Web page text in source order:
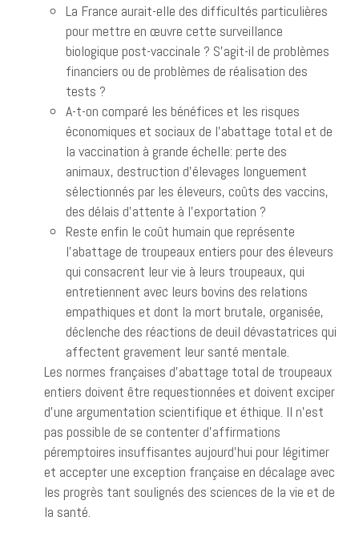
La France aurait-elle des difficultés particulières
pour mettre en œuvre cette surveillance
biologique post-vaccinale ? S’agit-il de problèmes
financiers ou de problèmes de réalisation des
tests ?
A-t-on comparé les bénéfices et les risques
économiques et sociaux de l’abattage total et de
la vaccination à grande échelle: perte des
animaux, destruction d’élevages longuement
sélectionnés par les éleveurs, coûts des vaccins,
des délais d’attente à l’exportation ?
Reste enfin le coût humain que représente
l’abattage de troupeaux entiers pour des éleveurs
qui consacrent leur vie à leurs troupeaux, qui
entretiennent avec leurs bovins des relations
empathiques et dont la mort brutale, organisée,
déclenche des réactions de deuil dévastatrices qui
affectent gravement leur santé mentale.
Les normes françaises d’abattage total de troupeaux
entiers doivent être requestionnées et doivent exciper
d’une argumentation scientifique et éthique. Il n’est
pas possible de se contenter d’affirmations
péremptoires insuffisantes aujourd’hui pour légitimer
et accepter une exception française en décalage avec
les progrès tant soulignés des sciences de la vie et de
la santé.